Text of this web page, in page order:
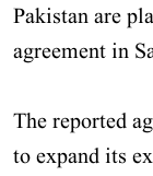
Pakistan are
agreement in
The reported
to expand its